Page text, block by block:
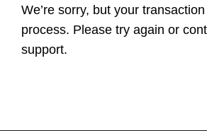
We’re sorry, but your
process. Please try again or
support.